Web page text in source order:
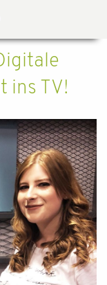
ins TV!